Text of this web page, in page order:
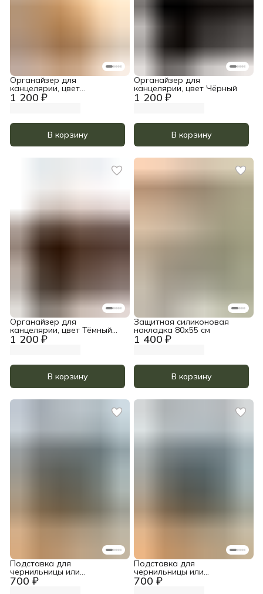
1 200 ₽
Органайзер для
канцелярии, цвет
Прозрачное масло
В корзину
1 200 ₽
Органайзер для
канцелярии, цвет Чёрный
В корзину
1 200 ₽
Органайзер для
канцелярии, цвет Тёмный
орех
В корзину
1 400 ₽
Защитная силиконовая
накладка 80х55 см
В корзину
700 ₽
Подставка для
чернильницы или
стаканчика, цвет Тёмный
орех
700 ₽
Подставка для
чернильницы или
стаканчика, цвет Чёрный